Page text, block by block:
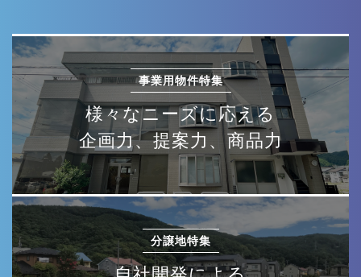
事業用物件特集
様々なニーズに応える
企画力、提案力、商品力
分譲地特集